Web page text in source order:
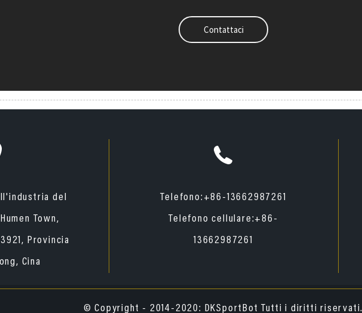
Contattaci
del
Town,
Provincia
Cina
Telefono: +86-13662987261
Telefono cellulare:+86-
13662987261
© Copyright - 2014-2020: DKSportBot Tutti i diritti riservati.